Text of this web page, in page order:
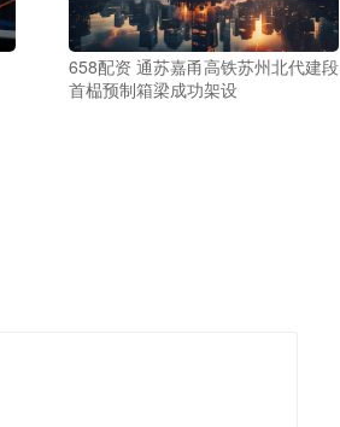
658配资 通苏嘉甬高铁苏州北代建段
首榀预制箱梁成功架设